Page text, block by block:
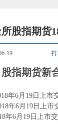
股指期货
19
股指期货新
6月19日上市
6月19日上市
6月19日上市交